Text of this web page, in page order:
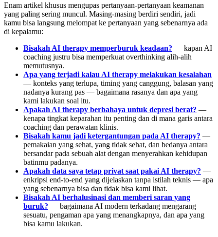
Enam artikel khusus mengupas pertanyaan-pertanyaan keamanan
yang paling sering muncul. Masing-masing berdiri sendiri, jadi
kamu bisa langsung melompat ke pertanyaan yang sebenarnya ada
di kepalamu:
Bisakah AI therapy memperburuk keadaan? — kapan AI
coaching justru bisa memperkuat overthinking alih-alih
memutusnya.
Apa yang terjadi kalau AI therapy melakukan kesalahan
— konteks yang terlupa, timing yang canggung, balasan yang
nadanya kurang pas — bagaimana rasanya dan apa yang
kami lakukan soal itu.
Apakah AI therapy berbahaya untuk depresi berat? —
kenapa tingkat keparahan itu penting dan di mana garis antara
coaching dan perawatan klinis.
Bisakah kamu jadi ketergantungan pada AI therapy? —
pemakaian yang sehat, yang tidak sehat, dan bedanya antara
bersandar pada sebuah alat dengan menyerahkan kehidupan
batinmu padanya.
Apakah data saya tetap privat saat pakai AI therapy? —
enkripsi end-to-end yang dijelaskan tanpa istilah teknis — apa
yang sebenarnya bisa dan tidak bisa kami lihat.
Bisakah AI berhalusinasi dan memberi saran yang
buruk? — bagaimana AI modern terkadang mengarang
sesuatu, pengaman apa yang menangkapnya, dan apa yang
bisa kamu lakukan.